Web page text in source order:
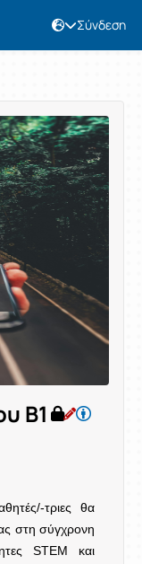
Σύνδεση
Β1
τριες θα
στη σύγχρονη
STEM και